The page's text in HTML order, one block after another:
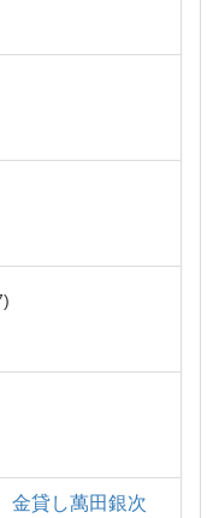
貸し萬田銀次